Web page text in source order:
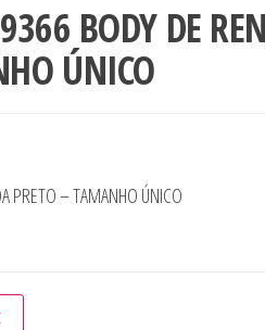
BODY DE
ÚNICO
PRETO – TAMANHO ÚNICO
DE RENDA PRETO - TAMANHO